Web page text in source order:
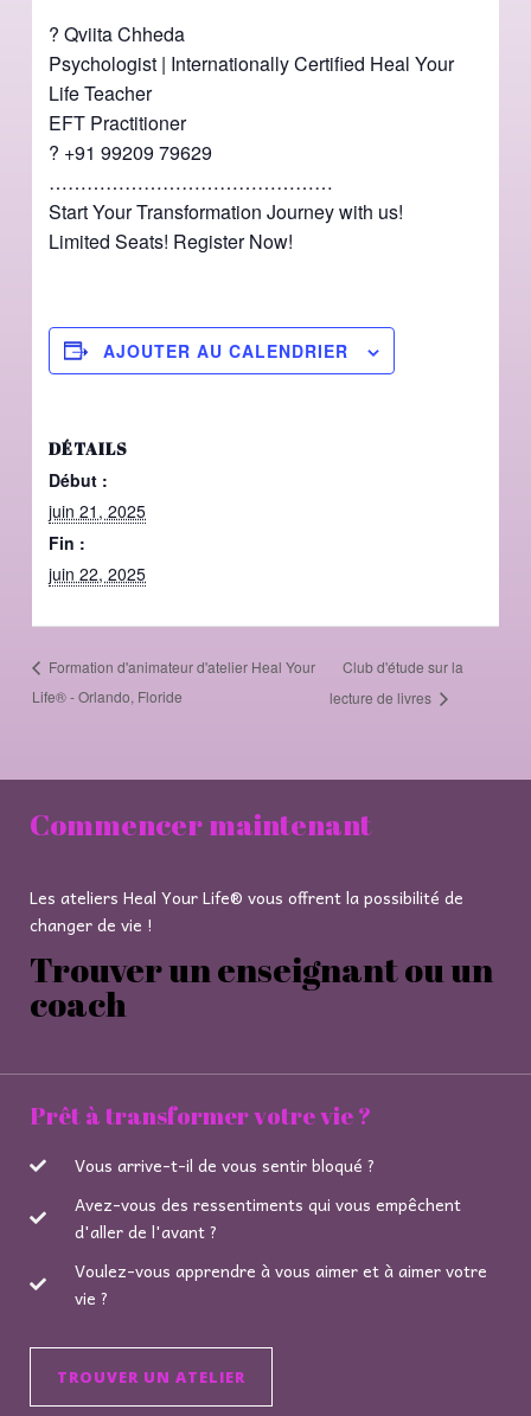
? Qviita Chheda
Psychologist | Internationally Certified Heal Your
Life Teacher
EFT Practitioner
? ‪+91 99209 79629‬
………………………………………
Start Your Transformation Journey with us!
Limited Seats! Register Now!
AJOUTER AU CALENDRIER
DÉTAILS
Début :
juin 21, 2025
Fin :
juin 22, 2025
Formation d'animateur d'atelier Heal Your
Life® - Orlando, Floride
Club d'étude sur la
lecture de livres
Commencer maintenant
Les ateliers Heal Your Life® vous offrent la possibilité de
changer de vie !
Trouver un enseignant ou un
coach
Prêt à transformer votre vie ?
Vous arrive-t-il de vous sentir bloqué ?
Avez-vous des ressentiments qui vous empêchent
d'aller de l'avant ?
Voulez-vous apprendre à vous aimer et à aimer votre
vie ?
TROUVER UN ATELIER